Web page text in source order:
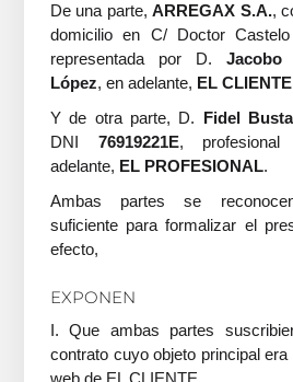
De una parte,ARREGAX S.A.,
domicilio en C/ Doctor
representada por D. Jacobo
López, en adelante, EL CLIENTE
Y de otra parte, D.
Fidel
DNI 76919221E, profesional
adelante, EL PROFESIONAL.
Ambas partes se
suficiente para formalizar el
efecto,
EXPONEN
I. Que ambas partes
contrato cuyo objeto principal
web de EL CLIENTE.